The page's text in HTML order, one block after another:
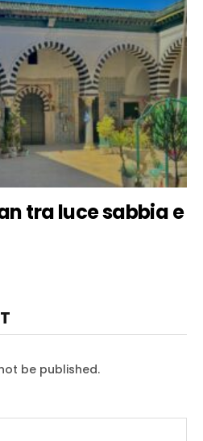
tra luce sabbia e
be published.